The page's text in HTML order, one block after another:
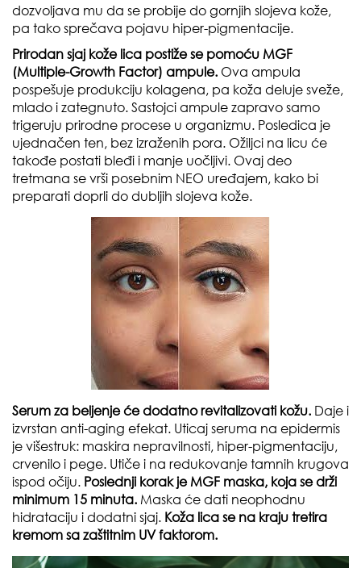
dozvoljava mu da se probije do gornjih slojeva kože,
pa tako sprečava pojavu hiper-pigmentacije.
Prirodan sjaj kože lica postiže se pomoću MGF
(Multiple-Growth Factor) ampule. Ova ampula
pospešuje produkciju kolagena, pa koža deluje sveže,
mlado i zategnuto. Sastojci ampule zapravo samo
trigeruju prirodne procese u organizmu. Posledica je
ujednačen ten, bez izraženih pora. Ožiljci na licu će
takođe postati bleđi i manje uočljivi. Ovaj deo
tretmana se vrši posebnim NEO uređajem, kako bi
preparati doprli do dubljih slojeva kože.
Serum za beljenje će dodatno revitalizovati kožu. Daje i
izvrstan anti-aging efekat. Uticaj seruma na epidermis
je višestruk: maskira nepravilnosti, hiper-pigmentaciju,
crvenilo i pege. Utiče i na redukovanje tamnih krugova
ispod očiju. Poslednji korak je MGF maska, koja se drži
minimum 15 minuta. Maska će dati neophodnu
hidrataciju i dodatni sjaj. Koža lica se na kraju tretira
kremom sa zaštitnim UV faktorom.